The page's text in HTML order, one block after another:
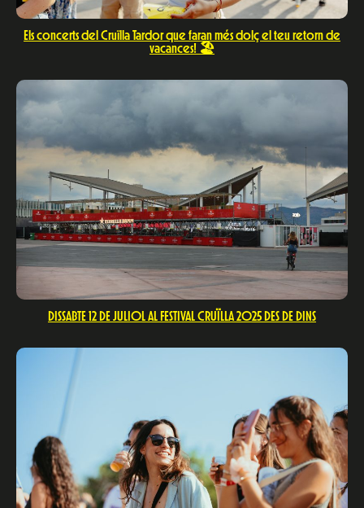
Els concerts del Cruïlla Tardor que faran més dolç el teu retorn de
vacances! 🏖️
DISSABTE 12 DE JULIOL AL FESTIVAL CRUÏLLA 2025 DES DE DINS